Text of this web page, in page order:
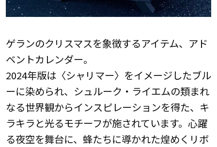
ゲランのクリスマスを象徴するアイテム、アド
ベントカレンダー。
2024年版は〈シャリマー〉をイメージしたブル
ーに染められ、シュルーク・ライエムの類まれ
なる世界観からインスピレーションを得た、キ
ラキラと光るモチーフが施されています。心躍
る夜空を舞台に、蜂たちに導かれた煌めくリボ